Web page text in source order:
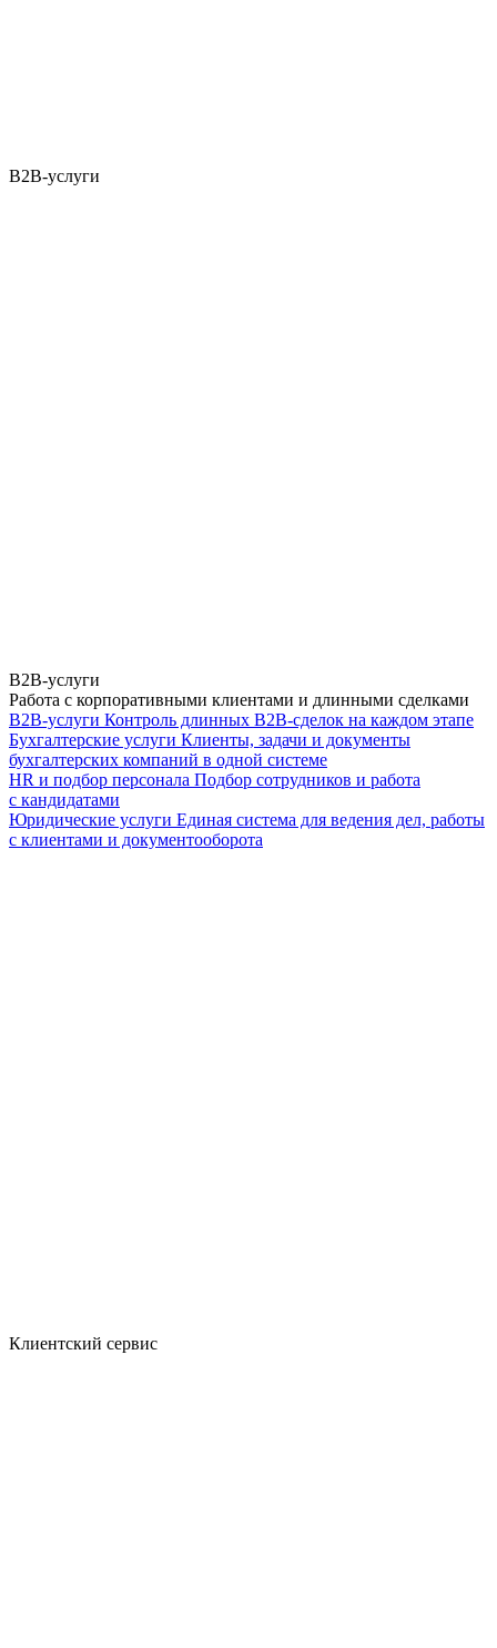
B2B-услуги
B2B-услуги
Работа с корпоративными клиентами и длинными сделками
B2B-услуги Контроль длинных B2B-сделок на каждом этапе
Бухгалтерские услуги Клиенты, задачи и документы
бухгалтерских компаний в одной системе
HR и подбор персонала Подбор сотрудников и работа
с кандидатами
Юридические услуги Единая система для ведения дел, работы
с клиентами и документооборота
Клиентский сервис